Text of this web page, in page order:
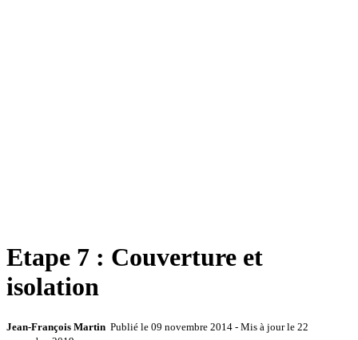
Etape 7 : Couverture et
isolation
Jean-François Martin Publié le 09 novembre 2014 - Mis à jour le 22